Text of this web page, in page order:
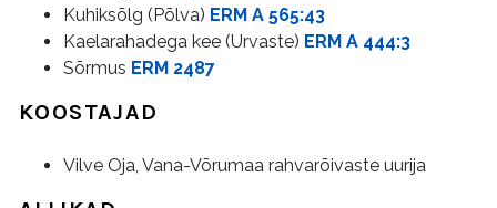
Kuhiksõlg (Põlva) ERM A 565:43
Kaelarahadega kee (Urvaste) ERM A 444:3
Sõrmus ERM 2487
KOOSTAJAD
Vilve Oja, Vana-Võrumaa rahvarõivaste uurija